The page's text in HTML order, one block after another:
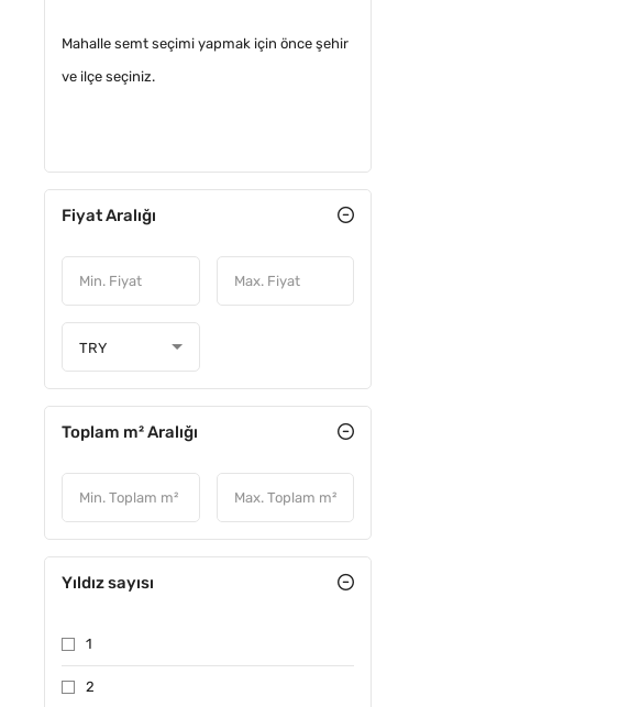
Mahalle semt seçimi yapmak için önce şehir
ve ilçe seçiniz.
Fiyat Aralığı
TRY
Toplam m² Aralığı
Yıldız sayısı
1
2